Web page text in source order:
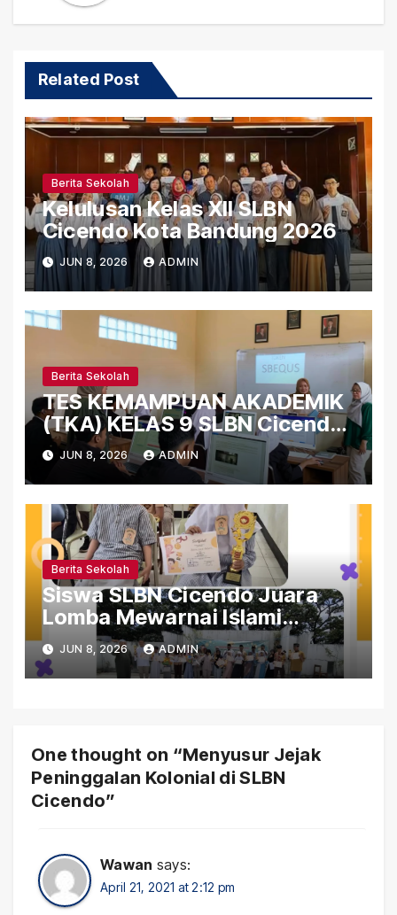
Related Post
Berita Sekolah
Kelulusan Kelas XII SLBN
Cicendo Kota Bandung 2026
JUN 8, 2026 ADMIN
Berita Sekolah
TES KEMAMPUAN AKADEMIK
(TKA) KELAS 9 SLBN Cicendo
Kota Bandung 2026
JUN 8, 2026 ADMIN
Berita Sekolah
Siswa SLBN Cicendo Juara
Lomba Mewarnai Islami
Gerakan Pramuka Tingkat
Kwaran Sumur Bandung
JUN 8, 2026 ADMIN
One thought on “Menyusur Jejak
Peninggalan Kolonial di SLBN
Cicendo”
Wawan says:
April 21, 2021 at 2:12 pm